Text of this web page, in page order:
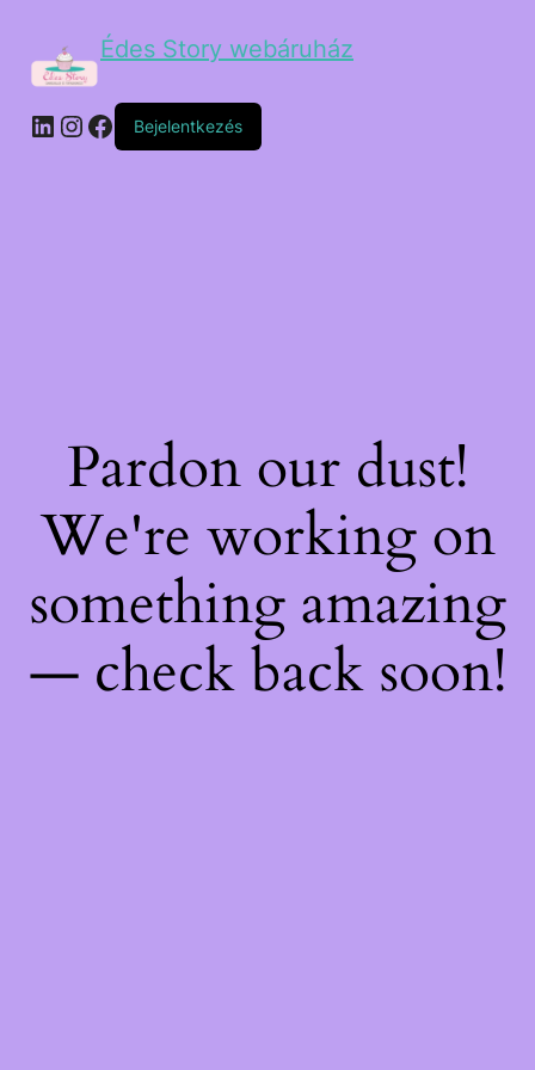
Édes Story webáruház
Bejelentkezés
Pardon our dust!
We're working on
something amazing
— check back soon!